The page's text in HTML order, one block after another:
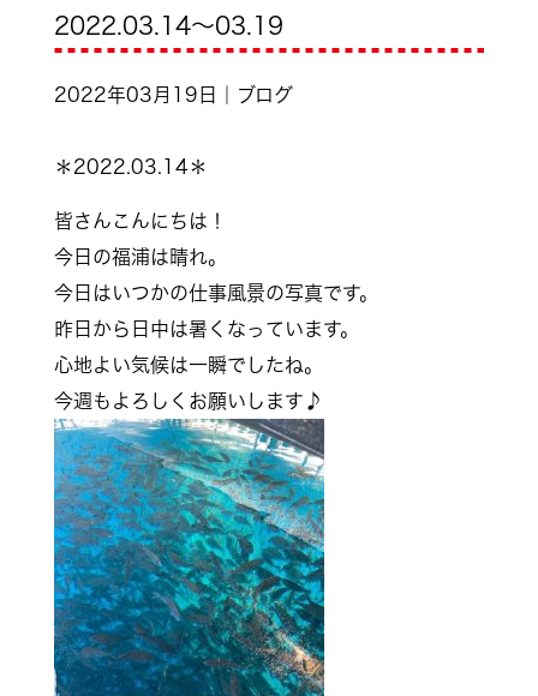
2022.03.14～03.19
2022年03月19日｜ブログ
＊2022.03.14＊
皆さんこんにちは！
今日の福浦は晴れ。
今日はいつかの仕事風景の写真です。
昨日から日中は暑くなっています。
心地よい気候は一瞬でしたね。
今週もよろしくお願いします♪